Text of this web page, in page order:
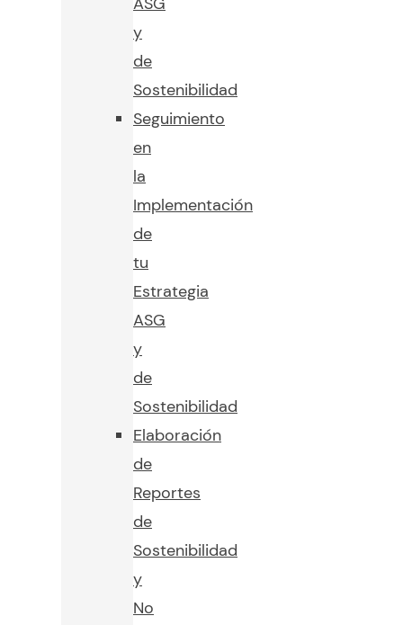
y
de
Sostenibilidad
Seguimiento
en
la
Implementación
de
tu
Estrategia
ASG
y
de
Sostenibilidad
Elaboración
de
Reportes
de
Sostenibilidad
y
No